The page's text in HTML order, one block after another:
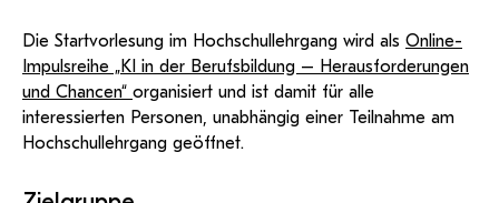
Die Startvorlesung im Hochschullehrgang wird als Online-
Impulsreihe „KI in der Berufsbildung – Herausforderungen
und Chancen“ organisiert und ist damit für alle
interessierten Personen, unabhängig einer Teilnahme am
Hochschullehrgang geöffnet.